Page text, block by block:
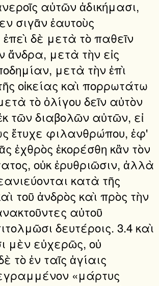
αὐτῶν ἀδικήμασι,
σιγᾶν ἑαυτοὺς
δὲ μετὰ τὸ παθεῖν
ἄνδρα, μετὰ τὴν εἰς
μετὰ τὴν ἐπὶ
οἰκείας καὶ πορρωτάτω
τὸ ὀλίγου δεῖν αὐτὸν
τῶν διαβολῶν αὐτῶν, εἰ
ἔτυχε φιλανθρώπου, ἐφ'
ἐχθρὸς ἐκορέσθη κἂν τὸν
οὐκ ἐρυθριῶσιν, ἀλλὰ
κατὰ τῆς
τοῦ ἀνδρὸς καὶ πρὸς τὴν
αὐτοῦ
δευτέροις. 3.4 καὶ
μὲν εὐχερῶς, οὐ
τὸ ἐν ταῖς ἁγίαις
«μάρτυς